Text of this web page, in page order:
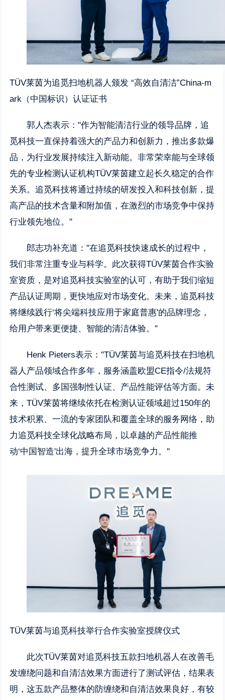
TÜV莱茵为追觅扫地机器人颁发 “高效自清洁”China-m
ark（中国标识）认证证书
郭人杰表示："作为智能清洁行业的领导品牌，追
觅科技一直保持着强大的产品力和创新力，推出多款爆
品，为行业发展持续注入新动能。非常荣幸能与全球领
先的专业检测认证机构TÜV莱茵建立起长久稳定的合作
关系。追觅科技将通过持续的研发投入和科技创新，提
高产品的技术含量和附加值，在激烈的市场竞争中保持
行业领先地位。"
郎志功补充道："在追觅科技快速成长的过程中，
我们非常注重专业与科学。此次获得TÜV莱茵合作实验
室资质，是对追觅科技实验室的认可，有助于我们缩短
产品认证周期，更快地应对市场变化。未来，追觅科技
将继续践行‘将尖端科技应用于家庭普惠'的品牌理念，
给用户带来更便捷、智能的清洁体验。"
Henk Pieters表示："TÜV莱茵与追觅科技在扫地机
器人产品领域合作多年，服务涵盖欧盟CE指令/法规符
合性测试、多国强制性认证、产品性能评估等方面。未
来，TÜV莱茵将继续依托在检测认证领域超过150年的
技术积累、一流的专家团队和覆盖全球的服务网络，助
力追觅科技全球化战略布局，以卓越的产品性能推
动‘中国智造'出海，提升全球市场竞争力。"
TÜV莱茵与追觅科技举行合作实验室授牌仪式
此次TÜV莱茵对追觅科技五款扫地机器人在改善毛
发缠绕问题和自清洁效果方面进行了测试评估，结果表
明，这五款产品整体的防缠绕和自清洁效果良好，有较